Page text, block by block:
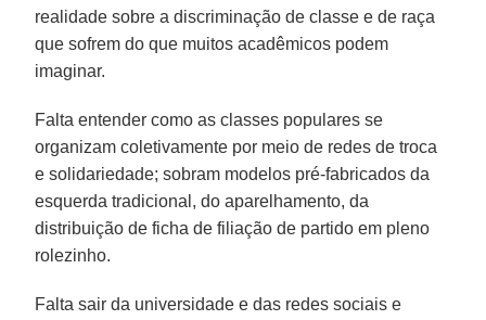
realidade sobre a discriminação de classe e de raça
que sofrem do que muitos acadêmicos podem
imaginar.
Falta entender como as classes populares se
organizam coletivamente por meio de redes de troca
e solidariedade; sobram modelos pré-fabricados da
esquerda tradicional, do aparelhamento, da
distribuição de ficha de filiação de partido em pleno
rolezinho.
Falta sair da universidade e das redes sociais e